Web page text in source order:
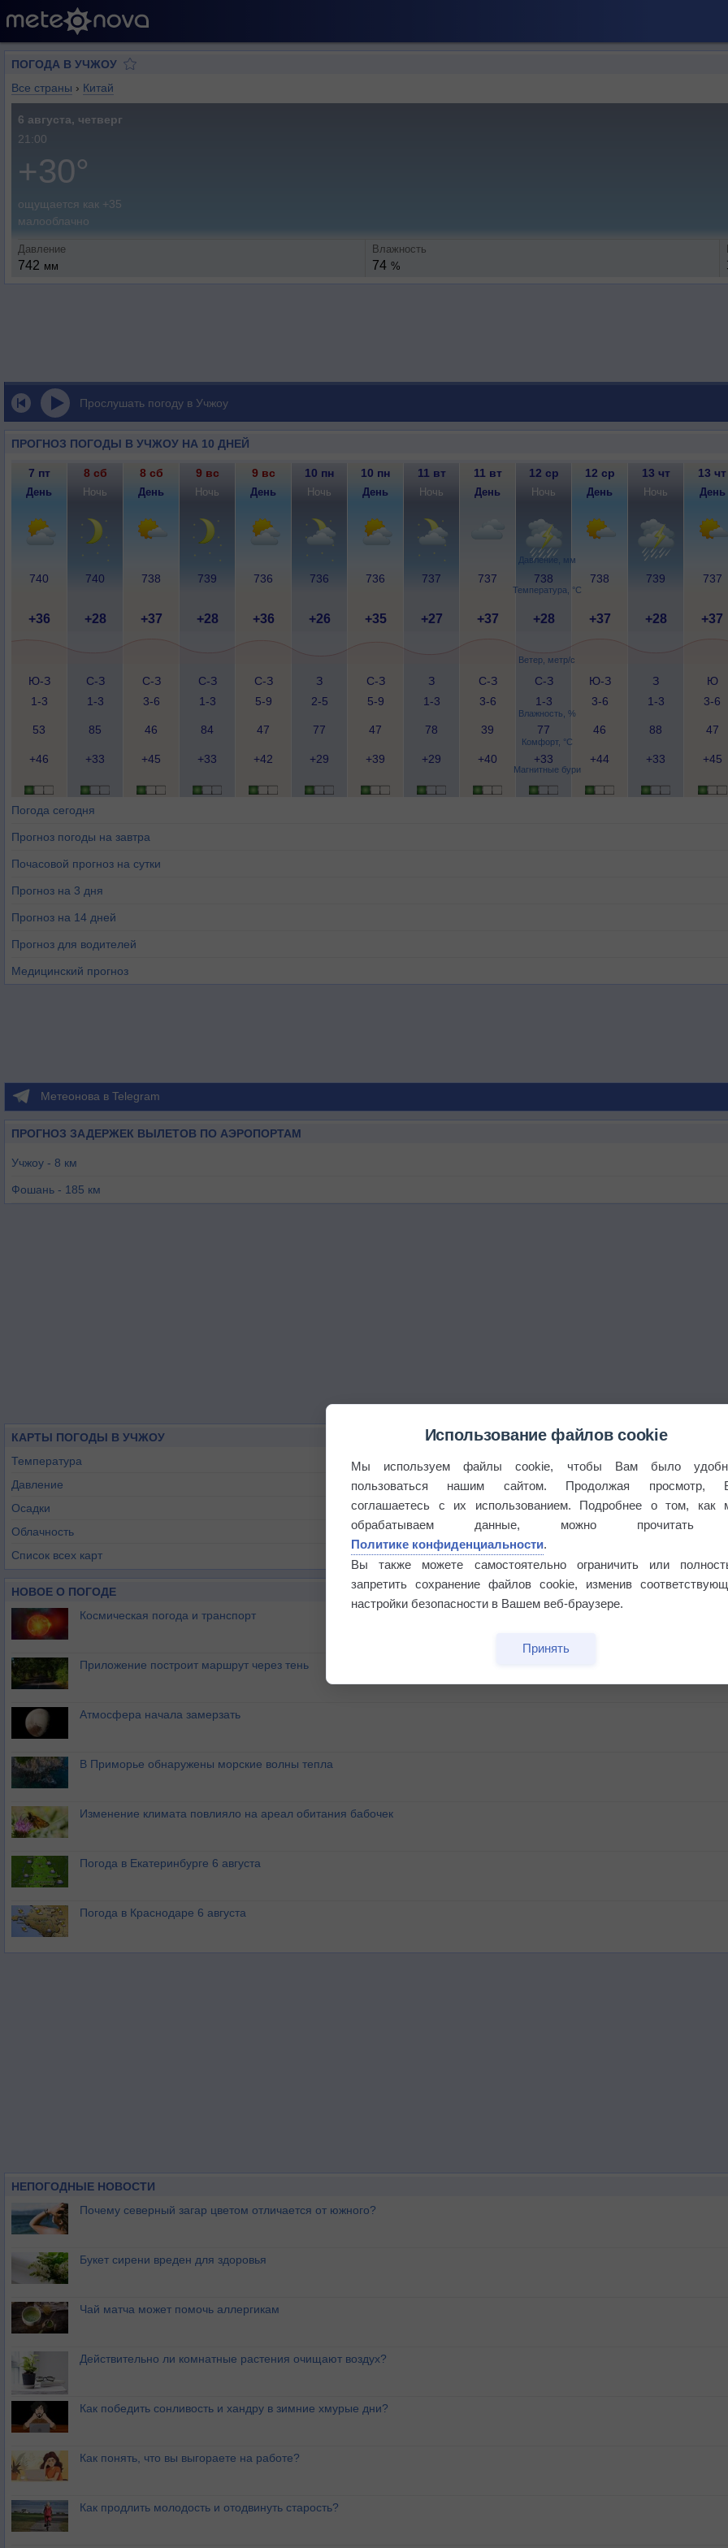
ПОГОДА В УЧЖОУ
Все страны › Китай
6 августа, четверг
21:00
+30°
ощущается как +35
малооблачно
Давление
742 мм
Влажность
74 %
Прослушать погоду в Учжоу
ПРОГНОЗ ПОГОДЫ В УЧЖОУ НА 10 ДНЕЙ
Давление, мм
Температура, °C
Ветер, метр/с
Влажность, %
Комфорт, °C
Магнитные бури
7 пт 8 сб 8 сб 9 вс 9 вс 10 пн 10 пн 11 вт 11 вт 12 ср 12 ср 13 чт 13 чт
День Ночь День Ночь День Ночь День Ночь День Ночь День Ночь День
740 740 738 739 736 736 736 737 737 738 738 739 737
+36 +28 +37 +28 +36 +26 +35 +27 +37 +28 +37 +28 +37
Ю-З
1-3
С-З
1-3
С-З
3-6
С-З
1-3
С-З
5-9
З
2-5
С-З
5-9
З
1-3
С-З
3-6
С-З
1-3
Ю-З
3-6
З
1-3
Ю
3-6
53 85 46 84 47 77 47 78 39 77 46 88 47
+46 +33 +45 +33 +42 +29 +39 +29 +40 +33 +44 +33 +45
Погода сегодня
Прогноз погоды на завтра
Почасовой прогноз на сутки
Прогноз на 3 дня
Прогноз на 14 дней
Прогноз для водителей
Медицинский прогноз
Метеонова в Telegram
ПРОГНОЗ ЗАДЕРЖЕК ВЫЛЕТОВ ПО АЭРОПОРТАМ
Учжоу - 8 км
Фошань - 185 км
КАРТЫ ПОГОДЫ В УЧЖОУ
Температура
Давление
Осадки
Облачность
Список всех карт
НОВОЕ О ПОГОДЕ
Космическая погода и транспорт
Приложение построит маршрут через тень
Атмосфера начала замерзать
В Приморье обнаружены морские волны тепла
Изменение климата повлияло на ареал обитания бабочек
Погода в Екатеринбурге 6 августа
Погода в Краснодаре 6 августа
НЕПОГОДНЫЕ НОВОСТИ
Почему северный загар цветом отличается от южного?
Букет сирени вреден для здоровья
Чай матча может помочь аллергикам
Действительно ли комнатные растения очищают воздух?
Как победить сонливость и хандру в зимние хмурые дни?
Как понять, что вы выгораете на работе?
Как продлить молодость и отодвинуть старость?
Использование файлов cookie
Мы используем файлы cookie, чтобы Вам было
пользоваться нашим сайтом. Продолжая просмотр,
соглашаетесь с их использованием. Подробнее о том, как
обрабатываем данные, можно прочитать
Политике конфиденциальности.
Вы также можете самостоятельно ограничить или
запретить сохранение файлов cookie, изменив
настройки безопасности в Вашем веб-браузере.
Принять